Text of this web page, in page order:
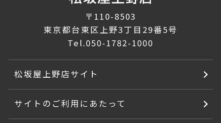
〒110-8503
東京都台東区上野3丁目29番5号
Tel.050-1782-1000
松坂屋上野店サイト
サイトのご利用にあたって